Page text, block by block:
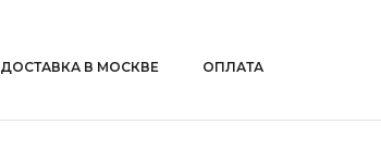
ДОСТАВКА В МОСКВЕ ОПЛАТА